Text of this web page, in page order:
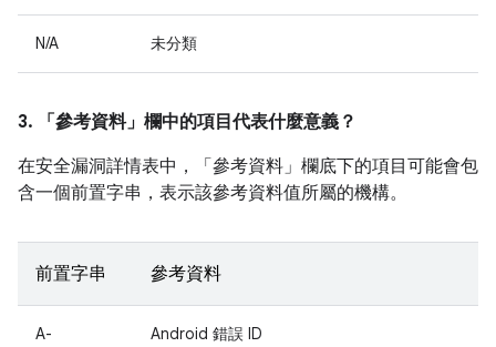
N/A 未分類
3. 「參考資料」 欄中的項目代表什麼意義？
在安全漏洞詳情表中，「參考資料」 欄底下的項目可能會包
含一個前置字串，表示該參考資料值所屬的機構。
前置字串 參考資料
A- Android 錯誤 ID